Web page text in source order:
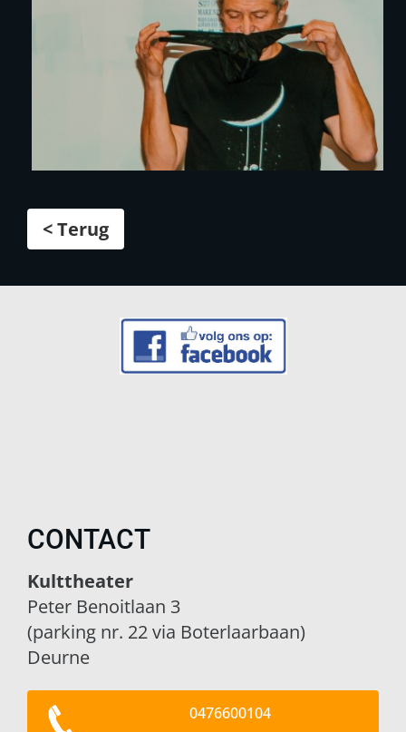
< Terug
CONTACT
Kulttheater
Peter Benoitlaan 3
(parking nr. 22 via Boterlaarbaan)
Deurne
0476600104